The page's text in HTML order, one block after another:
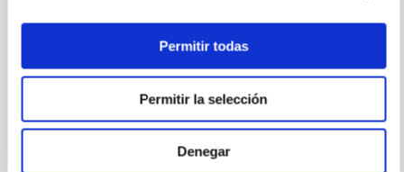
Permitir todas
Permitir la selección
Denegar